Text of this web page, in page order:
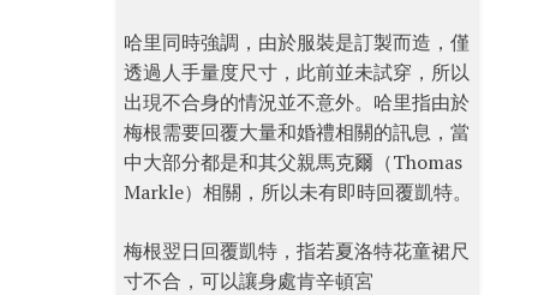
哈里同時強調，由於服裝是訂製而造，僅
透過人手量度尺寸，此前並未試穿，所以
出現不合身的情況並不意外。哈里指由於
梅根需要回覆大量和婚禮相關的訊息，當
中大部分都是和其父親馬克爾（Thomas
Markle）相關，所以未有即時回覆凱特。
梅根翌日回覆凱特，指若夏洛特花童裙尺
寸不合，可以讓身處肯辛頓宮